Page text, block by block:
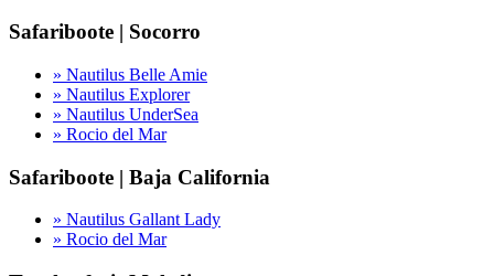
Safariboote | Socorro
» Nautilus Belle Amie
» Nautilus Explorer
» Nautilus UnderSea
» Rocio del Mar
Safariboote | Baja California
» Nautilus Gallant Lady
» Rocio del Mar